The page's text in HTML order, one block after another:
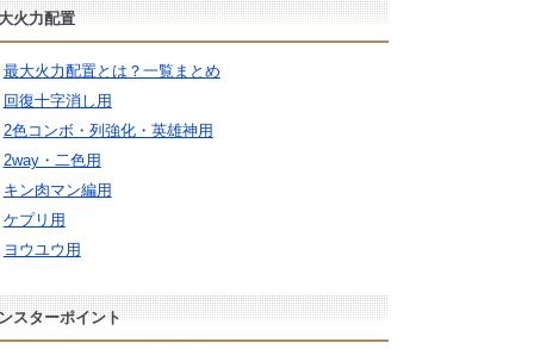
火力配置
最大火力配置とは？一覧まとめ
回復十字消し用
2色コンボ・列強化・英雄神用
2way・二色用
キン肉マン編用
ケプリ用
ヨウユウ用
スターポイント